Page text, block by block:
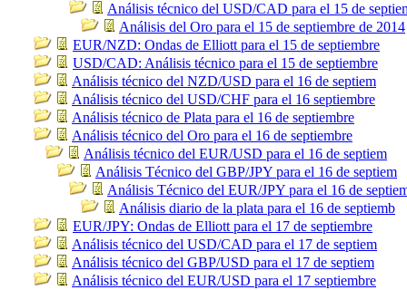
Análisis técnico del USD/CAD para el 15 de
Análisis del Oro para el 15 de septiembre de 2014
EUR/NZD: Ondas de Elliott para el 15 de septiembre
USD/CAD: Análisis técnico para el 15 de septiembre
Análisis técnico del NZD/USD para el 16 de septiem
Análisis técnico del USD/CHF para el 16 septiembre
Análisis técnico de Plata para el 16 de septiembre
Análisis técnico del Oro para el 16 de septiembre
Análisis técnico del EUR/USD para el 16 de septiem
Análisis Técnico del GBP/JPY para el 16 de septiem
Análisis Técnico del EUR/JPY para el 16 de
Análisis diario de la plata para el 16 de septiemb
EUR/JPY: Ondas de Elliott para el 17 de septiembre
Análisis técnico del USD/CAD para el 17 de septiem
Análisis técnico del GBP/USD para el 17 de septiem
Análisis técnico del EUR/USD para el 17 septiembre